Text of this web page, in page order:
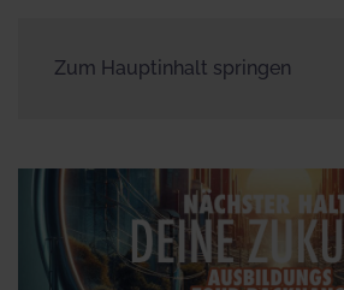
Zum Hauptinhalt springen